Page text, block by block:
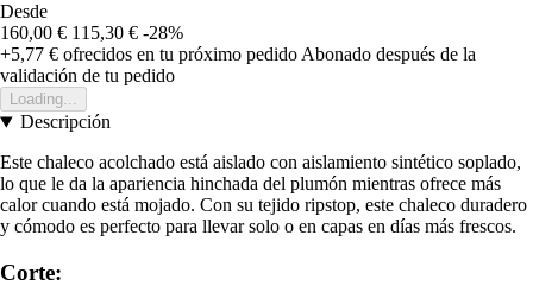
Desde
160,00 € 115,30 € -28%
+5,77 € ofrecidos en tu próximo pedidoAbonado después de la
validación de tu pedido
Loading...
Descripción
Este chaleco acolchado está aislado con aislamiento sintético soplado,
lo que le da la apariencia hinchada del plumón mientras ofrece más
calor cuando está mojado. Con su tejido ripstop, este chaleco duradero
y cómodo es perfecto para llevar solo o en capas en días más frescos.
Corte: